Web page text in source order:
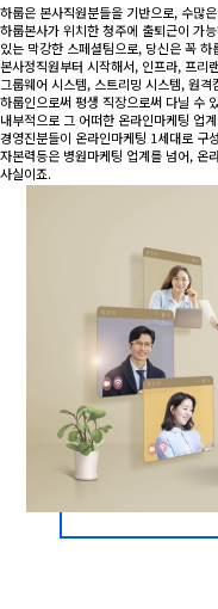
하룹은 본사직원분들을 기반으로, 수많
하룹본사가 위치한 청주에 출퇴근이 가
있는 막강한 스페셜팀으로, 당신은 꼭
본사정직원부터 시작해서, 인프라, 프리
그룹웨어 시스템, 스트리밍 시스템, 원
하룹인으로써 평생 직장으로써 다닐 수
내부적으로 그 어떠한 온라인마케팅 업
경영진분들이 온라인마케팅 1세대로 구
자본력등은 병원마케팅 업계를 넘어, 온
사실이죠.